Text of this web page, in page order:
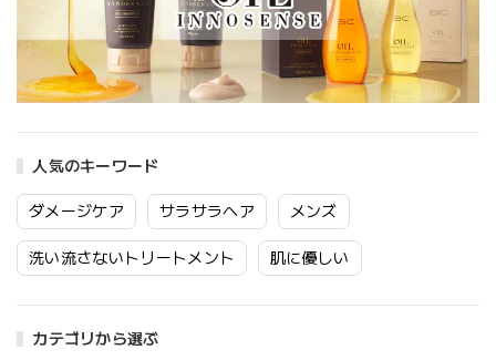
人気のキーワード
ダメージケア サラサラヘア メンズ
洗い流さないトリートメント 肌に優しい
カテゴリから選ぶ